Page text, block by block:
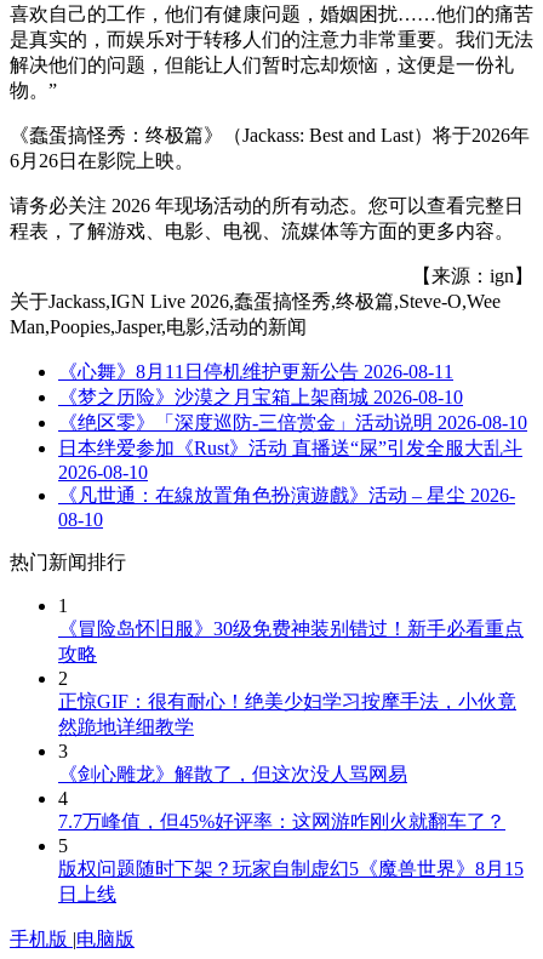
喜欢自己的工作，他们有健康问题，婚姻困扰……他们的痛苦
是真实的，而娱乐对于转移人们的注意力非常重要。我们无法
解决他们的问题，但能让人们暂时忘却烦恼，这便是一份礼
物。”
《蠢蛋搞怪秀：终极篇》（Jackass: Best and Last）将于2026年
6月26日在影院上映。
请务必关注 2026 年现场活动的所有动态。您可以查看完整日
程表，了解游戏、电影、电视、流媒体等方面的更多内容。
【来源：ign】
关于Jackass,IGN Live 2026,蠢蛋搞怪秀,终极篇,Steve-O,Wee
Man,Poopies,Jasper,电影,活动的新闻
《心舞》8月11日停机维护更新公告 2026-08-11
《梦之历险》沙漠之月宝箱上架商城 2026-08-10
《绝区零》「深度巡防-三倍赏金」活动说明 2026-08-10
日本绊爱参加《Rust》活动 直播送“屎”引发全服大乱斗
2026-08-10
《凡世通：在線放置角色扮演遊戲》活动 – 星尘 2026-
08-10
热门新闻排行
1
《冒险岛怀旧服》30级免费神装别错过！新手必看重点
攻略
2
正惊GIF：很有耐心！绝美少妇学习按摩手法，小伙竟
然跪地详细教学
3
《剑心雕龙》解散了，但这次没人骂网易
4
7.7万峰值，但45%好评率：这网游咋刚火就翻车了？
5
版权问题随时下架？玩家自制虚幻5《魔兽世界》8月15
日上线
手机版 |电脑版